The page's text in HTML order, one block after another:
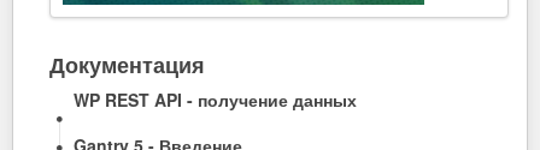
Документация
WP REST API - получение данных
Gantry 5 - Введение